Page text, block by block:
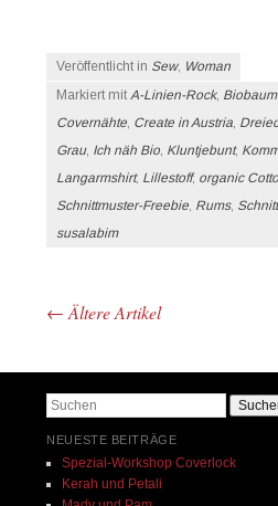
Veröffentlicht in Sew, Woman
Markiert mit A-Linien-Rock,
Covernähte Create in Austria
Grau, Ich näh Bio Kluntjebunt,
Langarmshirt, Lillestoff, organic
Schnittmuster-Freebie Rums,
susalabim
← Ältere Artikel
Suchen
NEUESTE BEITRÄGE
Spezial-Workshop Coverlock
Kerah und Petali